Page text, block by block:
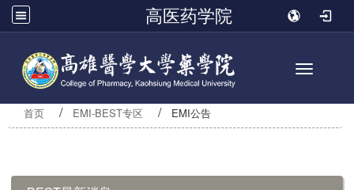
高医药学院
Toggle
首页 EMI-BEST专区 EMI公告